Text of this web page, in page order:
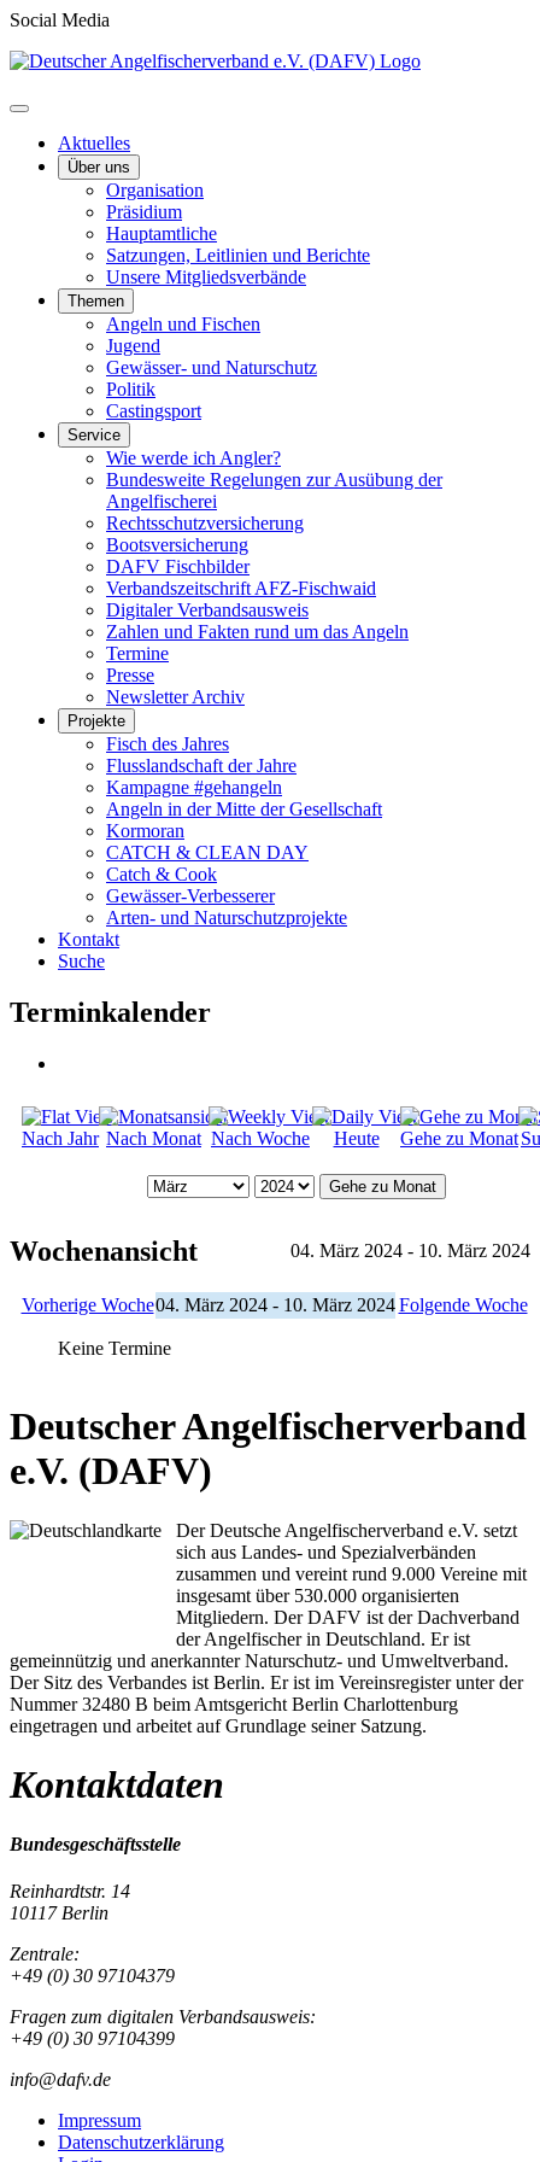
Social Media
Aktuelles
Über uns
Organisation
Präsidium
Hauptamtliche
Satzungen, Leitlinien und Berichte
Unsere Mitgliedsverbände
Themen
Angeln und Fischen
Jugend
Gewässer- und Naturschutz
Politik
Castingsport
Service
Wie werde ich Angler?
Bundesweite Regelungen zur Ausübung der
Angelfischerei
Rechtsschutzversicherung
Bootsversicherung
DAFV Fischbilder
Verbandszeitschrift AFZ-Fischwaid
Digitaler Verbandsausweis
Zahlen und Fakten rund um das Angeln
Termine
Presse
Newsletter Archiv
Projekte
Fisch des Jahres
Flusslandschaft der Jahre
Kampagne #gehangeln
Angeln in der Mitte der Gesellschaft
Kormoran
CATCH & CLEAN DAY
Catch & Cook
Gewässer-Verbesserer
Arten- und Naturschutzprojekte
Kontakt
Suche
Terminkalender
Nach Jahr Nach Monat Nach Woche Heute Gehe zu Monat
Gehe zu Monat
Wochenansicht 04. März 2024 - 10. März 2024
Vorherige Woche04. März 2024 - 10. März 2024Folgende Woche
Keine Termine
Deutscher Angelfischerverband
e.V. (DAFV)
Der Deutsche Angelfischerverband e.V. setzt
sich aus Landes- und Spezialverbänden
zusammen und vereint rund 9.000 Vereine mit
insgesamt über 530.000 organisierten
Mitgliedern. Der DAFV ist der Dachverband
der Angelfischer in Deutschland. Er ist
gemeinnützig und anerkannter Naturschutz- und Umweltverband.
Der Sitz des Verbandes ist Berlin. Er ist im Vereinsregister unter der
Nummer 32480 B beim Amtsgericht Berlin Charlottenburg
eingetragen und arbeitet auf Grundlage seiner Satzung.
Kontaktdaten
Bundesgeschäftsstelle
Reinhardtstr. 14
10117 Berlin
Zentrale:
+49 (0) 30 97104379
Fragen zum digitalen Verbandsausweis:
+49 (0) 30 97104399
info@dafv.de
Impressum
Datenschutzerklärung